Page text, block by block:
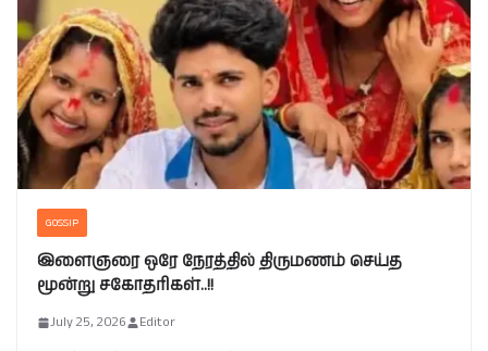
GOSSIP
இளைஞரை ஒரே நேரத்தில் திருமணம் செய்த
மூன்று சகோதரிகள்..!!
July 25, 2026 Editor